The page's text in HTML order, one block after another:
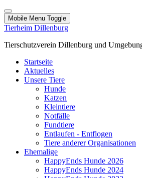
Mobile Menu Toggle
Tierheim Dillenburg
Tierschutzverein Dillenburg und
Startseite
Aktuelles
Unsere Tiere
Hunde
Katzen
Kleintiere
Notfälle
Fundtiere
Entlaufen - Entflogen
Tiere anderer Organisationen
Ehemalige
HappyEnds Hunde 2026
HappyEnds Hunde 2024